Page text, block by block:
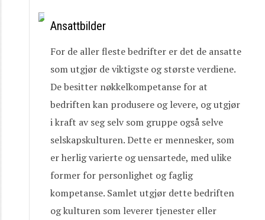
Ansattbilder
For de aller fleste bedrifter er det de ansatte
som utgjør de viktigste og største verdiene.
De besitter nøkkelkompetanse for at
bedriften kan produsere og levere, og utgjør
i kraft av seg selv som gruppe også selve
selskapskulturen. Dette er mennesker, som
er herlig varierte og uensartede, med ulike
former for personlighet og faglig
kompetanse. Samlet utgjør dette bedriften
og kulturen som leverer tjenester eller